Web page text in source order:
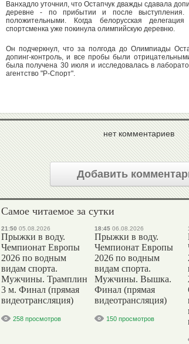
Ванхадло уточнил, что Остапчук дважды сдавала
деревне - по прибытии и после выступления.
положительными. Когда белорусская
спортсменка уже покинула олимпийскую деревню.
Он подчеркнул, что за полгода до Олимпиады
допинг-контроль, и все пробы были
была получена 30 июля и исследовалась в
агентство "Р-Спорт".
нет комментариев
Добавить
Самое читаемое за сутки
21:50 05.08.2026
Прыжки в воду.
Чемпионат Европы
2026 по водным
видам спорта.
Мужчины. Трамплин
3 м. Финал (прямая
видеотрансляция)
258 просмотров
18:45 06.08.2026
Прыжки в воду.
Чемпионат Европы
2026 по водным
видам спорта.
Мужчины. Вышка.
Финал (прямая
видеотрансляция)
150 просмотров